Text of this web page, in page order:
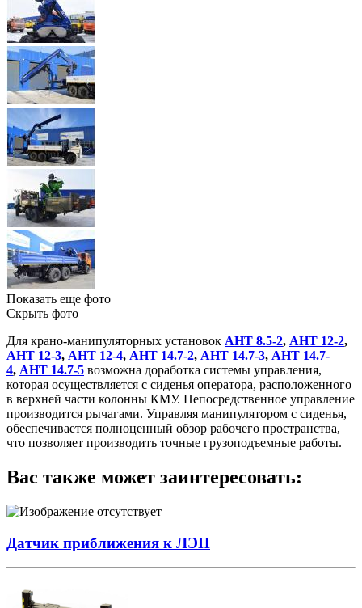
Показать еще фото
Скрыть фото
Для крано-манипуляторных установок АНТ 8.5-2, АНТ 12-2,
АНТ 12-3, АНТ 12-4, АНТ 14.7-2, АНТ 14.7-3, АНТ 14.7-
4, АНТ 14.7-5 возможна доработка системы управления,
которая осуществляется с сиденья оператора, расположенного
в верхней части колонны КМУ. Непосредственное управление
производится рычагами. Управляя манипулятором с сиденья,
обеспечивается полноценный обзор рабочего пространства,
что позволяет производить точные грузоподъемные работы.
Вас также может заинтересовать:
Датчик приближения к ЛЭП